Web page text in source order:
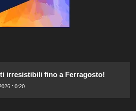
irresistibili fino a Ferragosto!
: 0:20